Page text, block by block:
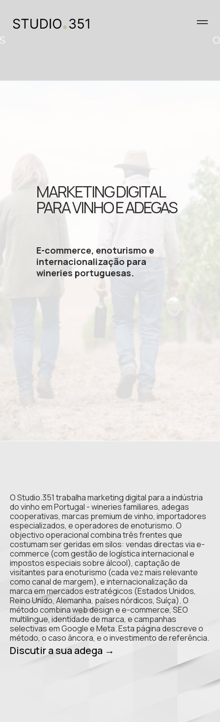
E-commerce, enoturismo e
internacionalização para
wineries portuguesas.
MARKETING DIGITAL
PARA VINHO E ADEGAS
O Studio.351 trabalha marketing digital para a indústria
do vinho em Portugal - wineries familiares, adegas
cooperativas, marcas premium de vinho, importadores
especializados, e operadores de enoturismo. O
objectivo operacional combina três frentes que
costumam ser geridas em silos: vendas directas via e-
commerce (com gestão de logística internacional e
impostos especiais sobre álcool), captação de
visitantes para enoturismo (cada vez mais relevante
como canal de margem), e internacionalização da
marca em mercados estratégicos (Estados Unidos,
Reino Unido, Alemanha, países nórdicos, Suíça). O
método combina web design e e-commerce, SEO
multilingue, identidade de marca, e campanhas
selectivas em Google e Meta. Esta página descreve o
método, o caso âncora, e o investimento de referência.
Discutir a sua adega →